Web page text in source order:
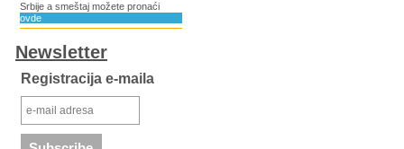
Srbije a smeštaj možete pronaći
ovde
Newsletter
Registracija e-maila